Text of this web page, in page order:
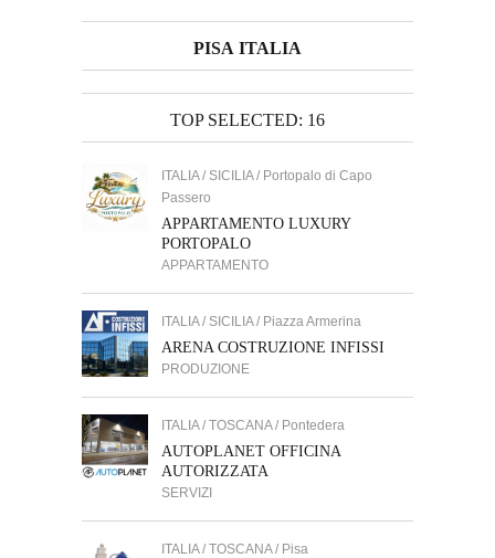
PISA ITALIA
TOP SELECTED: 16
ITALIA / SICILIA / Portopalo di Capo
Passero
APPARTAMENTO LUXURY
PORTOPALO
APPARTAMENTO
ITALIA / SICILIA / Piazza Armerina
ARENA COSTRUZIONE INFISSI
PRODUZIONE
ITALIA / TOSCANA / Pontedera
AUTOPLANET OFFICINA
AUTORIZZATA
SERVIZI
ITALIA / TOSCANA / Pisa